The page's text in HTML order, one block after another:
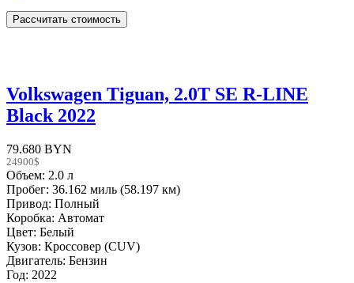
Volkswagen Tiguan, 2.0T SE R-LINE
Black 2022
79.680 BYN
24900$
Объем: 2.0 л
Пробег: 36.162 миль (58.197 км)
Привод: Полный
Коробка: Автомат
Цвет: Белый
Кузов: Кроссовер (CUV)
Двигатель: Бензин
Год: 2022